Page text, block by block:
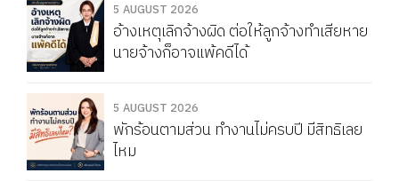
5 AUGUST 2026
อ้างเหตุเลิกจ้างผิด ต่อให้ลูกจ้างทำเสียหาย
นายจ้างก็อาจแพ้คดีได้
5 AUGUST 2026
พักร้อนตามส่วน ทำงานไม่ครบปี มีสิทธิเลย
ไหม